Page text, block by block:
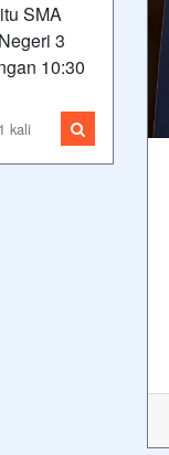
SMA
3
10:30
kali